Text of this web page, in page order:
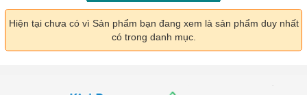
Hiện tại chưa có vì Sản phẩm bạn đang xem là sản phẩm duy nhất
có trong danh mục.